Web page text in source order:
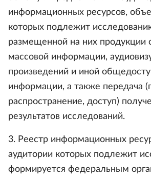
информационных ресурсов,
которых подлежит
размещенной на них продукции
массовой информации,
произведений и иной
информации, а также передача
распространение, доступ)
результатов исследований.
3. Реестр информационных
аудитории которых подлежит
формируется федеральным